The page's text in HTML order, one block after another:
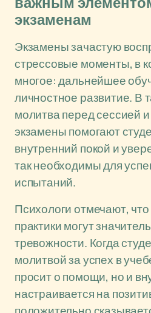
экзаменам
Экзамены зачастую
стрессовые моменты, в
многое: дальнейшее
личностное развитие. В
молитва перед сессией
экзамены помогают
внутренний покой и
так необходимы для
испытаний.
Психологи отмечают,
практики могут
тревожности. Когда
молитвой за успех в
просит о помощи, но и
настраивается на